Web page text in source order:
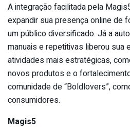
A integração facilitada pela
expandir sua presença online de
um público diversificado. Já a
manuais e repetitivas liberou sua
atividades mais estratégicas,
novos produtos e o
comunidade de “Boldlovers”,
consumidores.
Magis5